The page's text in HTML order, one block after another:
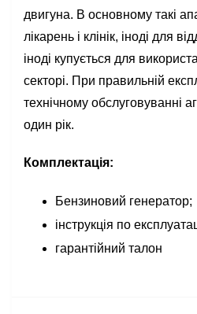
двигуна. В основному такі
лікарень і клінік, іноді для
іноді купується для
секторі. При правильній
технічному обслуговуванні
один рік.
Комплектація:
Бензиновий генератор;
інструкція по
гарантійний талон